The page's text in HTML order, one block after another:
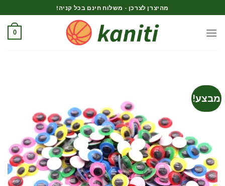
to
content
מהיצרן לצרכן - משלוח חינם בכל קניה!
0
מבצע!